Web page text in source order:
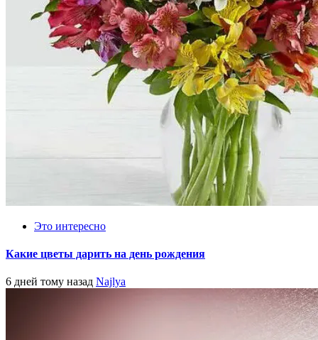
Это интересно
Какие цветы дарить на день рождения
6 дней тому назад Najlya